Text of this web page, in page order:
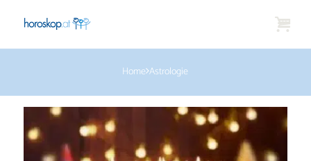
Home Astrologie